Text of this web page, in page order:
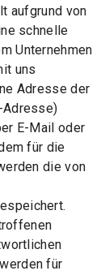
aufgrund von
schnelle
Unternehmen
uns
Adresse der
Adresse)
E-Mail oder
für die
die von
für